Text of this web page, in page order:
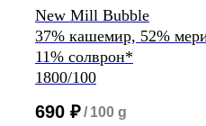
New Mill Bubble
37% кашемир, 52%
11% солврон*
1800/100
690 ₽/ 100 g